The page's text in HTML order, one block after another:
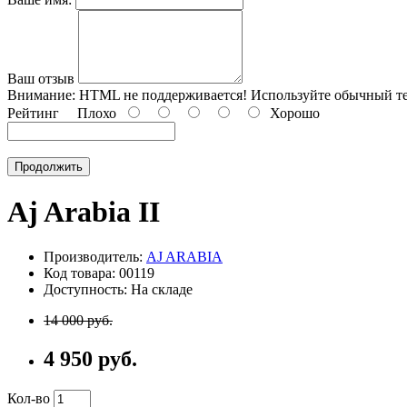
Ваш отзыв
Внимание: HTML не поддерживается! Используйте обычный
Рейтинг Плохо Хорошо
Продолжить
Aj Arabia II
Производитель: AJ ARABIA
Код товара: 00119
Доступность: На складе
14 000 руб.
4 950 руб.
Кол-во